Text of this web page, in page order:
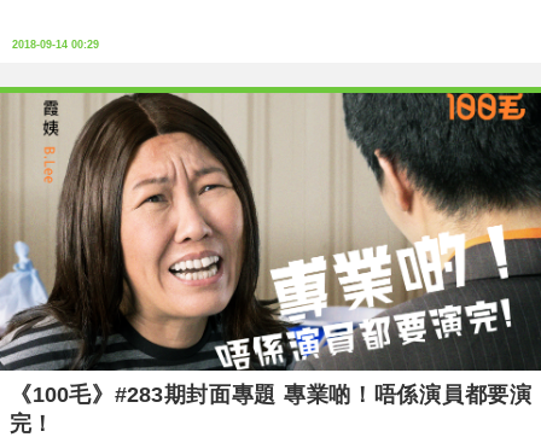
2018-09-14 00:29
《100毛》#283期封面專題 專業啲！唔係演員都要演
完！